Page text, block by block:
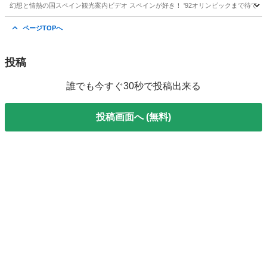
幻想と情熱の国スペイン観光案内ビデオ スペインが好き！ '92オリンピックまで待て
ページTOPへ
投稿
誰でも今すぐ30秒で投稿出来る
投稿画面へ (無料)